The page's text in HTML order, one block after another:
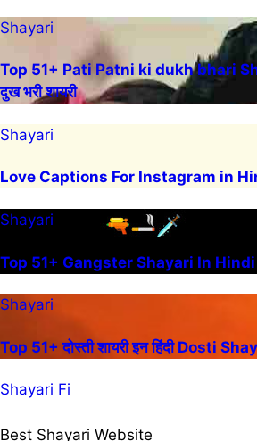
Shayari
Top 51+ Pati Patni ki dukh bhari
दुख भरी शायरी
Shayari
Love Captions For Instagram in
Shayari
Top 51+ Gangster Shayari In Hindi –
Shayari
Top 51+ दोस्ती शायरी इन हिंदी Dosti
Shayari Fi
Best Shayari Website